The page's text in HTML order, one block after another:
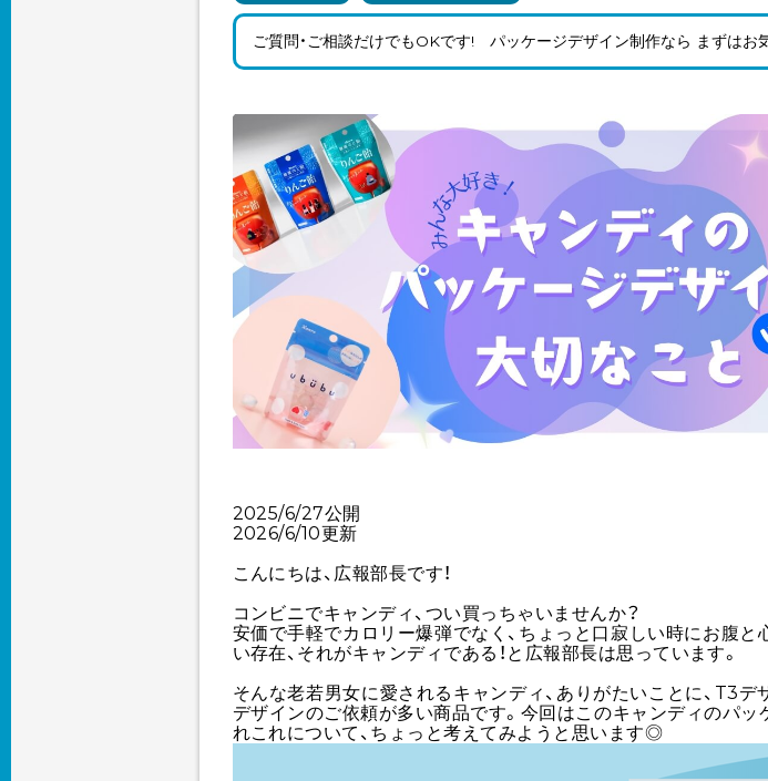
ご質問・ご相談だけでもOKです! パッケージデザイン制作なら まずはお
2025/6/27公開
2026/6/10更新
こんにちは、広報部長です！
コンビニでキャンディ、つい買っちゃいませんか？
安価で手軽でカロリー爆弾でなく、ちょっと口寂しい時にお腹と
い存在、それがキャンディである！と広報部長は思っています。
そんな老若男女に愛されるキャンディ、ありがたいことに、T3
デザインのご依頼が多い商品です。今回はこのキャンディのパ
れこれについて、ちょっと考えてみようと思います◎